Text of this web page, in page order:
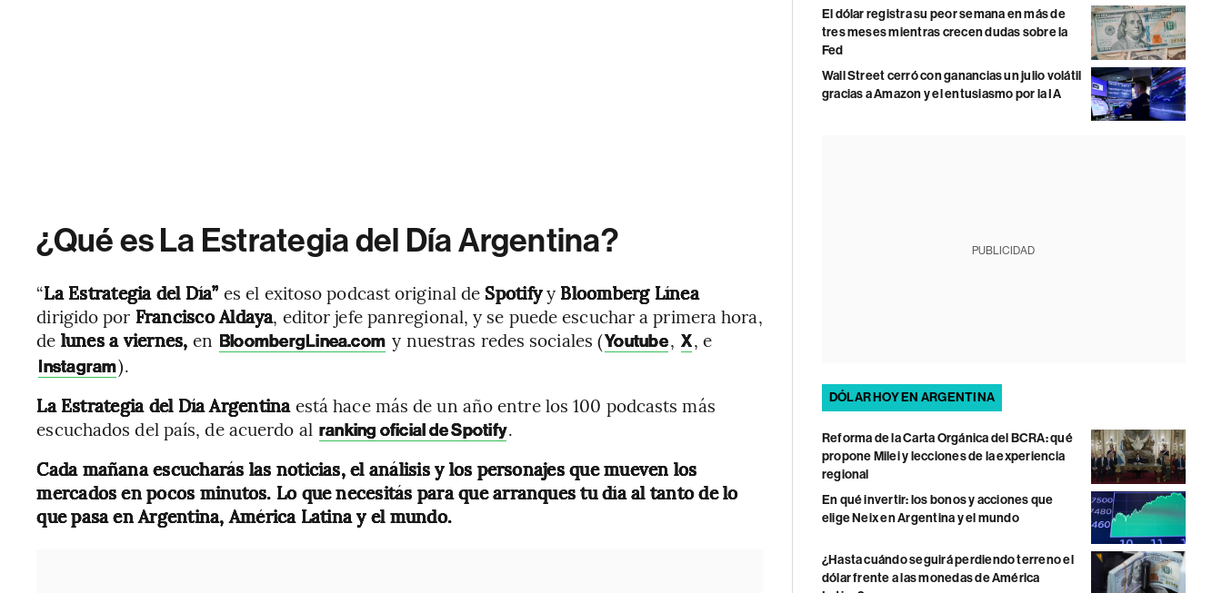
¿Qué es La Estrategia del Día Argentina?
“La Estrategia del Día” es el exitoso podcast original de Spotifyy Bloomberg Línea
dirigido por Francisco Aldaya, editor jefe panregional, y se puede escuchar a primera hora,
de lunes a viernes, en BloombergLinea.com y nuestras redes sociales (Youtube, X, e
Instagram).
La Estrategia del Día Argentinaestá hace más de un año entre los 100 podcasts más
escuchados del país, de acuerdo al ranking oficial de Spotify.
Cada mañana escucharás las noticias, el análisis y los personajes que mueven los
mercados en pocos minutos. Lo que necesitás para que arranques tu día al tanto de lo
que pasa en Argentina, América Latina y el mundo.
El dólar registra su peor semana en más de
tres meses mientras crecen dudas sobre la
Fed
Wall Street cerró con ganancias un julio volátil
gracias a Amazon y el entusiasmo por la IA
PUBLICIDAD
DÓLAR HOY EN ARGENTINA
Reforma de la Carta Orgánica del BCRA: qué
propone Milei y lecciones de la experiencia
regional
En qué invertir: los bonos y acciones que
elige Neix en Argentina y el mundo
¿Hasta cuándo seguirá perdiendo terreno el
dólar frente a las monedas de América